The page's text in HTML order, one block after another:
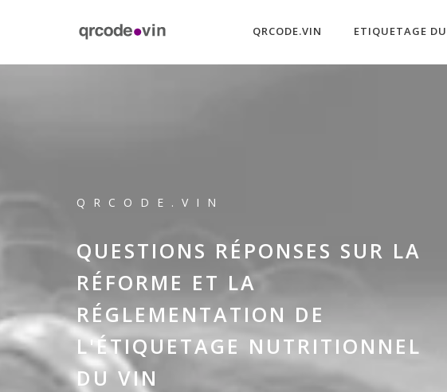
QRCODE.VIN ETIQUETAGE
QRCODE.VIN
QUESTIONS RÉPONSES SUR LA
RÉFORME ET LA
RÉGLEMENTATION DE
L'ÉTIQUETAGE NUTRITIONNEL
DU VIN